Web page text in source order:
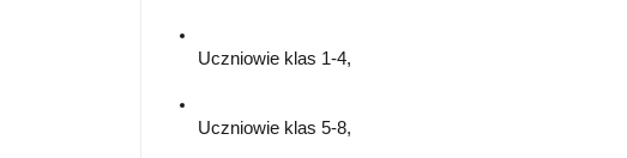
Uczniowie klas 1-4,
Uczniowie klas 5-8,